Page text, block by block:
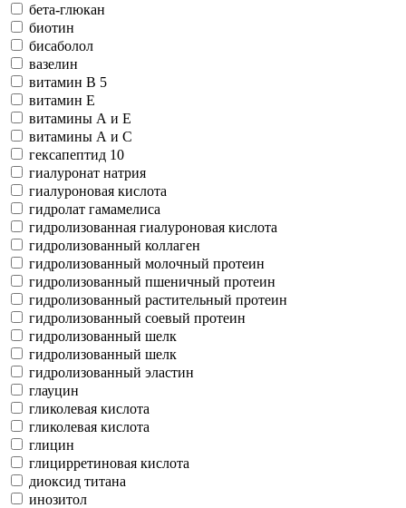
бета-глюкан
биотин
бисаболол
вазелин
витамин В 5
витамин Е
витамины А и Е
витамины А и С
гексапептид 10
гиалуронат натрия
гиалуроновая кислота
гидролат гамамелиса
гидролизованная гиалуроновая кислота
гидролизованный коллаген
гидролизованный молочный протеин
гидролизованный пшеничный протеин
гидролизованный растительный протеин
гидролизованный соевый протеин
гидролизованный шелк
гидролизованный шелк
гидролизованный эластин
глауцин
гликолевая кислота
гликолевая кислота
глицин
глицирретиновая кислота
диоксид титана
инозитол